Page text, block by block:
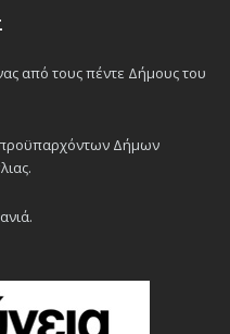
από τους πέντε Δήμους του
Δήμων